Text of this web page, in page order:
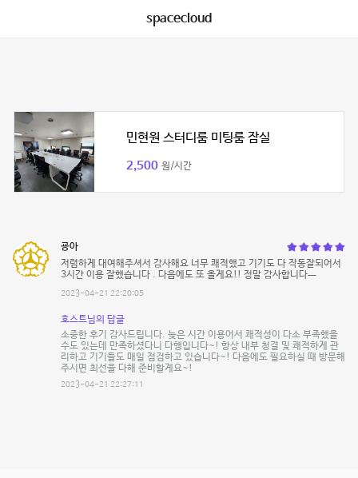
spacecloud
민현원 스터디룸 미팅룸 잠실
2,500 원/시간
굥아
저렴하게 대여해주셔서 감사해요 너무 쾌적했고 기기도 다 작동잘되어서
3시간 이용 잘했습니다 . 다음에도 또 올게요!! 정말 감사합니다ㅡ
2023-04-21 22:20:05
호스트님의 답글
소중한 후기 감사드립니다. 늦은 시간 이용어서 쾌적성이 다소 부족했을
수도 있는데 만족하셨다니 다행입니다~! 항상 내부 청결 및 쾌적하게 관
리하고 기기들도 매일 점검하고 있습니다~! 다음에도 필요하실 때 방문해
주시면 최선을 다해 준비할게요~!
2023-04-21 22:27:11